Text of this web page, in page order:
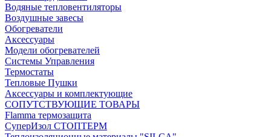
Водяные тепловентиляторы
Воздушные завесы
Обогреватели
Аксессуары
Модели обогревателей
Системы Управления
Термостаты
Тепловые Пушки
Аксессуары и комплектующие
СОПУТСТВУЮЩИЕ ТОВАРЫ
Flamma термозащита
СуперИзол СТОПТЕРМ